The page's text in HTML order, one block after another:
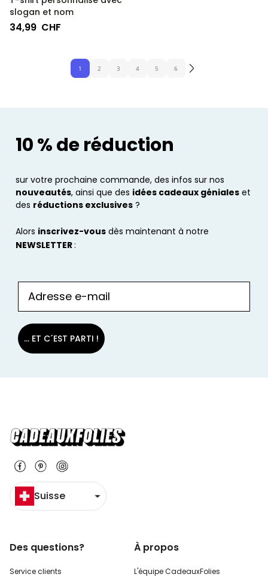
slogan et nom
34,99 CHF
1 2 3 4 5 6
10 % de réduction
sur votre prochaine commande, des infos sur nos
nouveautés, ainsi que des idées cadeaux géniales et
des réductions exclusives ?
Alors inscrivez-vous dès maintenant à notre
NEWSLETTER:
... ET C´EST PARTI !
Suisse
Des questions?
Service clients
À propos
L'équipe CadeauxFolies